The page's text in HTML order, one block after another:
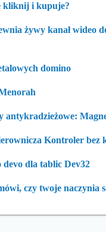
kliknij i kupuje?
żywy kanał wideo
domino
antykradzieżowe:
Kontroler bez
dla tablic Dev32
czy twoje naczynia